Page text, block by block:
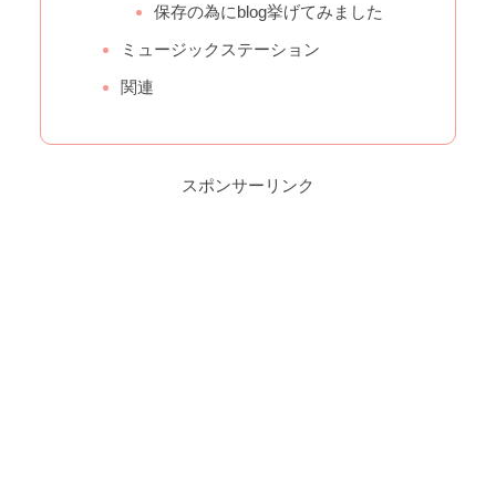
保存の為にblog挙げてみました
ミュージックステーション
関連
スポンサーリンク